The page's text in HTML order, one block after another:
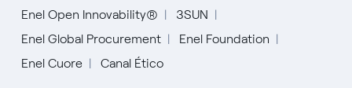
Enel Open Innovability®
3SUN
Enel Global Procurement
Enel Foundation
Enel Cuore
Canal Ético